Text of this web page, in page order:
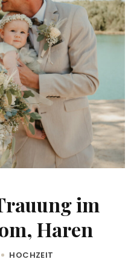
im
Haren
HOCHZEIT